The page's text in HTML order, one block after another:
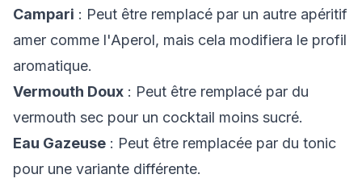
Campari : Peut être remplacé par un autre apéritif
amer comme l'Aperol, mais cela modifiera le profil
aromatique.
Vermouth Doux : Peut être remplacé par du
vermouth sec pour un cocktail moins sucré.
Eau Gazeuse : Peut être remplacée par du tonic
pour une variante différente.